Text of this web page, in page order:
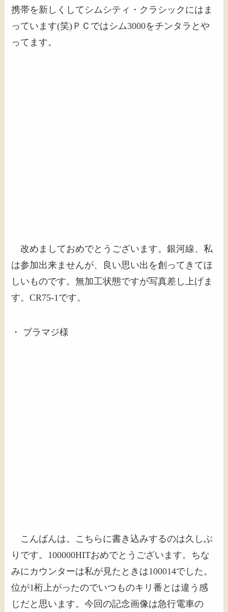
携帯を新しくしてシムシティ・クラシックにはま
っています(笑)ＰＣではシム3000をチンタラとや
ってます。
改めましておめでとうございます。銀河線、私
は参加出来ませんが、良い思い出を創ってきてほ
しいものです。無加工状態ですが写真差し上げま
す。CR75-1です。
・ ブラマジ様
こんばんは。こちらに書き込みするのは久しぶ
りです。100000HITおめでとうございます。ちな
みにカウンターは私が見たときは100014でした。
位が1桁上がったのでいつものキリ番とは違う感
じだと思います。今回の記念画像は急行電車の